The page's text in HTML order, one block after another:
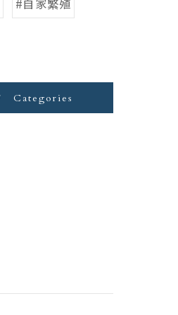
Categories